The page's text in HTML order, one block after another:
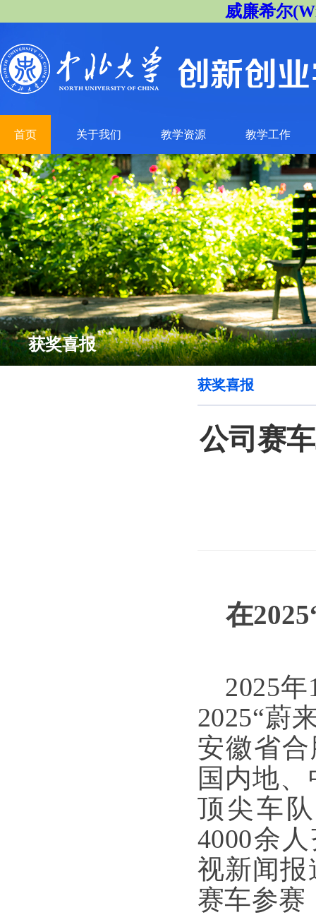
威廉希尔
首页 关于我们 教学资源 教学工作
获奖喜报
获奖喜报
公司赛
在2
2025
2025“蔚
安徽省
国内地
顶尖车
4000余
视新闻报
赛车参赛